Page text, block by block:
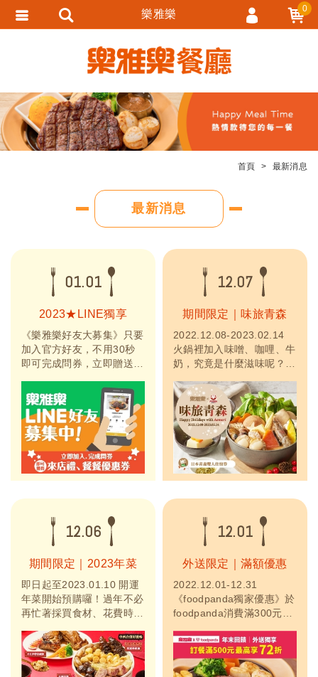
首頁 最新消息
最新消息
01.01
2023★LINE獨享
《樂雅樂好友大募集》只要
加入官方好友，不用30秒
即可完成問券，立即贈送來
日即可獲得壽星優惠，不定
時舉辦抽獎活動，掌握最新
消息、季節餐點及優惠好
禮。快來成為樂雅樂好友
吧！
12.07
期間限定｜味旅青森
2022.12.08-2023.02.14
火鍋裡加入味噌、咖哩、牛
奶，究竟是什麼滋味呢？樂
魂美食「湯咖哩」後，這次
推出青森靈魂美食「味噌咖
哩牛奶湯」，一入口即能品
嚐到出乎想像的香醇美味，
完美提引三大食材的精華，
是今年冬季絕不容錯過的鍋
物。於2022年12月08日至
12.06
期間限定｜2023年菜
即日起至2023.01.10 開運
年菜開始預購囉！過年不必
再忙著採買食材、花費時間
樂來為你準備吧！精選9款
人氣年菜包含醬烤蜜汁豬
排、半月斧帶骨豬排、舒肥
12.01
外送限定｜滿額優惠
2022.12.01-12.31
《foodpanda獨家優惠》於
foodpanda消費滿300元享
惠，最高享有71折，折上
折超划算！聚餐外送好選
擇！
樂雅樂 0
會員註冊
忘記密碼
訂單查詢
追蹤清單